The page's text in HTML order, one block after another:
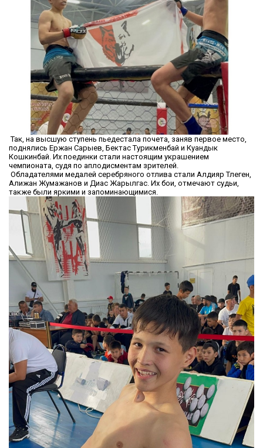
Так, на высшую ступень пьедестала почета, заняв первое место,
поднялись Ержан Сарыев, Бектас Турикменбай и Куандык
Кошкинбай. Их поединки стали настоящим украшением
чемпионата, судя по аплодисментам зрителей.
Обладателями медалей серебряного отлива стали Алдияр Тлеген,
Алижан Жумажанов и Диас Жарылгас. Их бои, отмечают судьи,
также были яркими и запоминающимися.